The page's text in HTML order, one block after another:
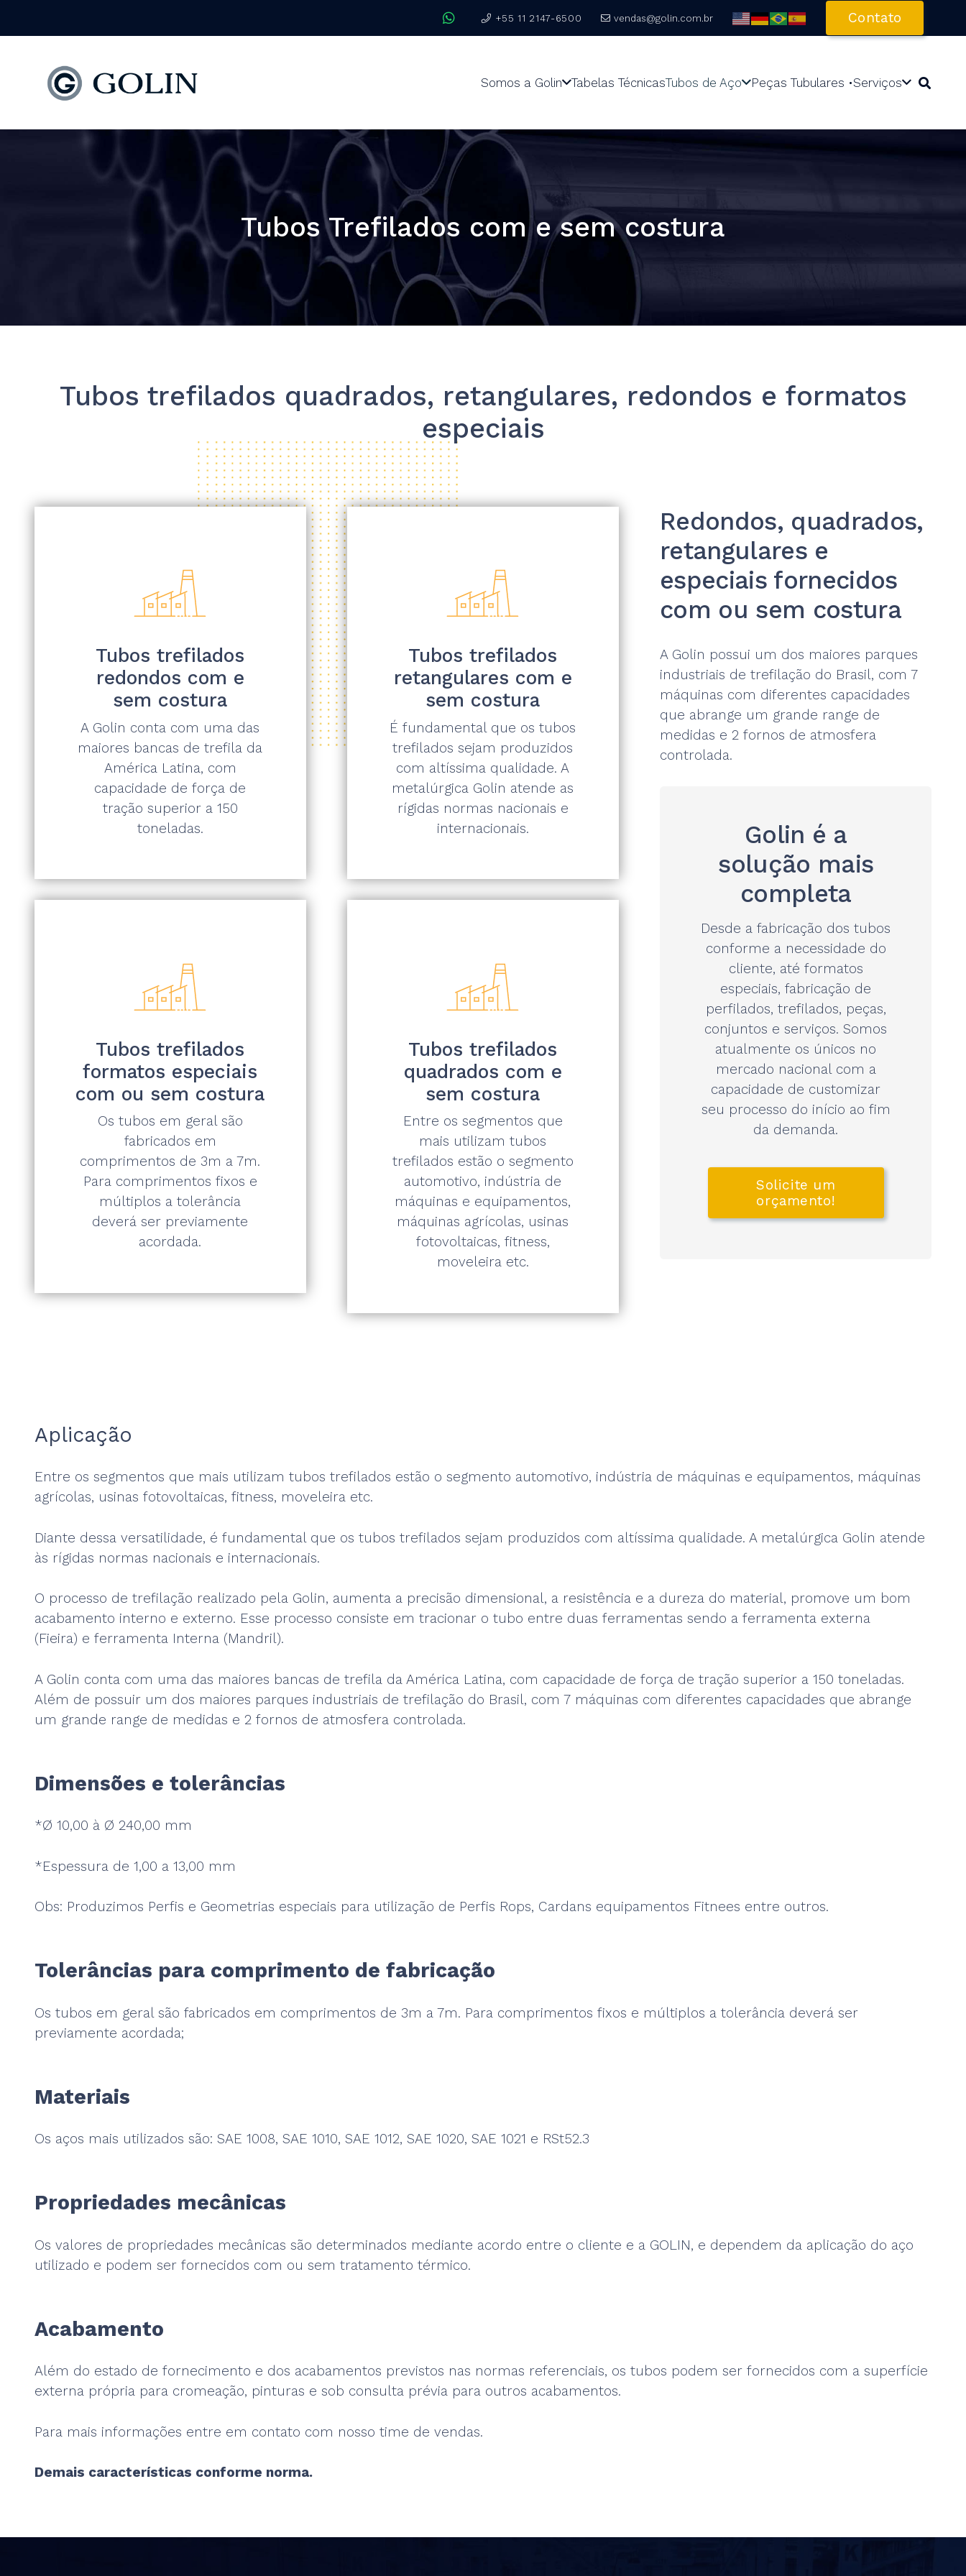
+55 11 2147-6500 vendas@golin.com.br Contato
Somos a Golin Tabelas TécnicasTubos de Aço Peças Tubulares •Serviços
Tubos Trefilados com e sem costura
Tubos trefilados quadrados, retangulares, redondos e formatos
especiais
Tubos trefilados
redondos com e
sem costura
A Golin conta com uma das
maiores bancas de trefila da
América Latina, com
capacidade de força de
tração superior a 150
toneladas.
Tubos trefilados
formatos especiais
com ou sem costura
Os tubos em geral são
fabricados em
comprimentos de 3m a 7m.
Para comprimentos fixos e
múltiplos a tolerância
deverá ser previamente
acordada.
Tubos trefilados
retangulares com e
sem costura
É fundamental que os tubos
trefilados sejam produzidos
com altíssima qualidade. A
metalúrgica Golin atende as
rígidas normas nacionais e
internacionais.
Tubos trefilados
quadrados com e
sem costura
Entre os segmentos que
mais utilizam tubos
trefilados estão o segmento
automotivo, indústria de
máquinas e equipamentos,
máquinas agrícolas, usinas
fotovoltaicas, fitness,
moveleira etc.
Redondos, quadrados,
retangulares e
especiais fornecidos
com ou sem costura
A Golin possui um dos maiores parques
industriais de trefilação do Brasil, com 7
máquinas com diferentes capacidades
que abrange um grande range de
medidas e 2 fornos de atmosfera
controlada.
Golin é a
solução mais
completa
Desde a fabricação dos tubos
conforme a necessidade do
cliente, até formatos
especiais, fabricação de
perfilados, trefilados, peças,
conjuntos e serviços. Somos
atualmente os únicos no
mercado nacional com a
capacidade de customizar
seu processo do início ao fim
da demanda.
Solicite um
orçamento!
Aplicação
Entre os segmentos que mais utilizam tubos trefilados estão o segmento automotivo, indústria de máquinas e equipamentos, máquinas
agrícolas, usinas fotovoltaicas, fitness, moveleira etc.
Diante dessa versatilidade, é fundamental que os tubos trefilados sejam produzidos com altíssima qualidade. A metalúrgica Golin atende
às rígidas normas nacionais e internacionais.
O processo de trefilação realizado pela Golin, aumenta a precisão dimensional, a resistência e a dureza do material, promove um bom
acabamento interno e externo. Esse processo consiste em tracionar o tubo entre duas ferramentas sendo a ferramenta externa
(Fieira) e ferramenta Interna (Mandril).
A Golin conta com uma das maiores bancas de trefila da América Latina, com capacidade de força de tração superior a 150 toneladas.
Além de possuir um dos maiores parques industriais de trefilação do Brasil, com 7 máquinas com diferentes capacidades que abrange
um grande range de medidas e 2 fornos de atmosfera controlada.
Dimensões e tolerâncias
*Ø 10,00 à Ø 240,00 mm
*Espessura de 1,00 a 13,00 mm
Obs: Produzimos Perfis e Geometrias especiais para utilização de Perfis Rops, Cardans equipamentos Fitnees entre outros.
Tolerâncias para comprimento de fabricação
Os tubos em geral são fabricados em comprimentos de 3m a 7m. Para comprimentos fixos e múltiplos a tolerância deverá ser
previamente acordada;
Materiais
Os aços mais utilizados são: SAE 1008, SAE 1010, SAE 1012, SAE 1020, SAE 1021 e RSt52.3
Propriedades mecânicas
Os valores de propriedades mecânicas são determinados mediante acordo entre o cliente e a GOLIN, e dependem da aplicação do aço
utilizado e podem ser fornecidos com ou sem tratamento térmico.
Acabamento
Além do estado de fornecimento e dos acabamentos previstos nas normas referenciais, os tubos podem ser fornecidos com a superfície
externa própria para cromeação, pinturas e sob consulta prévia para outros acabamentos.
Para mais informações entre em contato com nosso time de vendas.
Demais características conforme norma.